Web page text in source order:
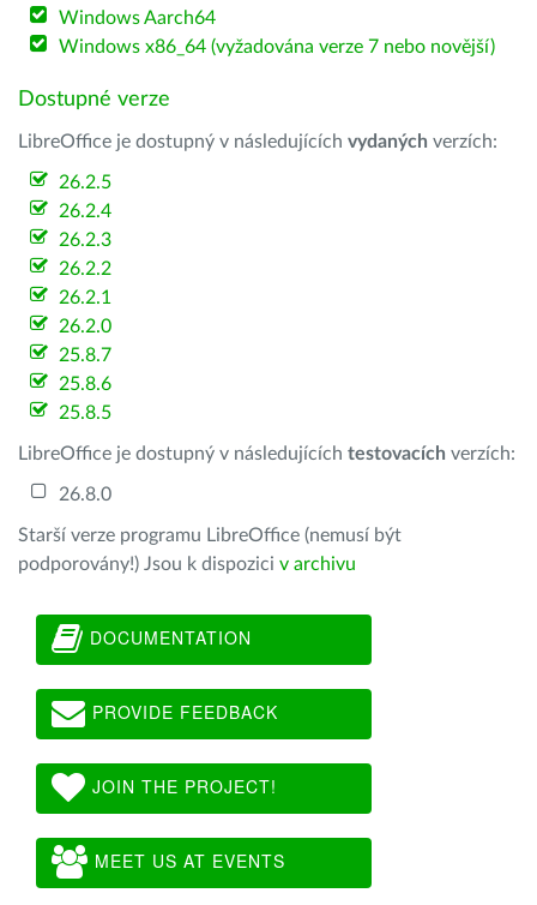
Windows Aarch64
Windows x86_64 (vyžadována verze 7 nebo novější)
Dostupné verze
LibreOffice je dostupný v následujících vydaných verzích:
26.2.5
26.2.4
26.2.3
26.2.2
26.2.1
26.2.0
25.8.7
25.8.6
25.8.5
LibreOffice je dostupný v následujících testovacích verzích:
26.8.0
Starší verze programu LibreOffice (nemusí být
podporovány!) Jsou k dispozici v archivu
DOCUMENTATION
PROVIDE FEEDBACK
JOIN THE PROJECT!
MEET US AT EVENTS